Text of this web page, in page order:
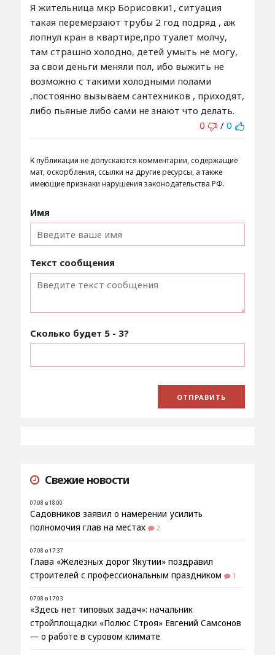
Я жительница мкр Борисовки1, ситуация
такая перемерзают трубы 2 год подряд , аж
лопнул кран в квартире,про туалет молчу,
там страшно холодно, детей умыть не могу,
за свои деньги меняли пол, ибо выжить не
возможно с такими холодными полами
,постоянно вызываем сантехников , приходят,
либо пьяные либо сами не знают что делать.
0
/ 0
К публикации не допускаются комментарии, содержащие
мат, оскорбления, ссылки на другие ресурсы, а также
имеющие признаки нарушения законодательства РФ.
Имя
Текст сообщения
Сколько будет 5 - 3?
Свежие новости
07.08 в 18:00
Садовников заявил о намерении усилить
полномочия глав на местах
2
07.08 в 17:37
Глава «Железных дорог Якутии» поздравил
строителей с профессиональным праздником
1
07.08 в 17:03
«Здесь нет типовых задач»: начальник
стройплощадки «Полюс Строя» Евгений Самсонов
— о работе в суровом климате